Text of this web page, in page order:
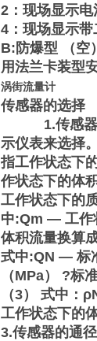
2：现场显示
4：现场显示
B:防爆型 （空
用法兰卡装型
涡街流量计
传感器的选择
1.传感器的
示仪表来选择
指工作状态下
作状态下的体
工作状态下
中:Qm — 工作
体积流量换算
式中:QN — 标
（MPa） ?
（3） 式中
工作状态下的
3.传感器的通